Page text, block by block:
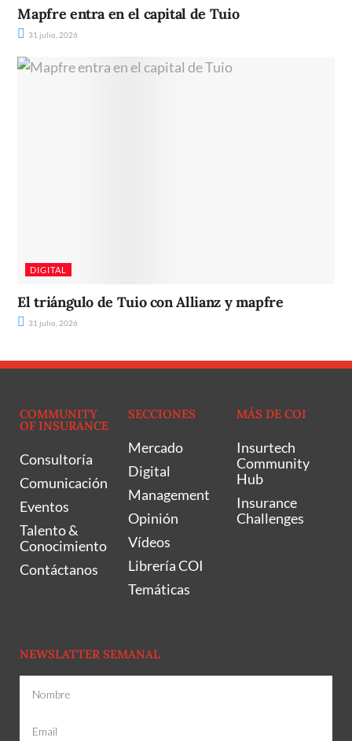
Mapfre entra en el capital de Tuio
31 julio, 2026
DIGITAL
El triángulo de Tuio con Allianz y mapfre
31 julio, 2026
COMMUNITY
OF INSURANCE
Consultoría
Comunicación
Eventos
Talento &
Conocimiento
Contáctanos
SECCIONES
Mercado
Digital
Management
Opinión
Vídeos
Librería COI
Temáticas
MÁS DE COI
Insurtech
Community
Hub
Insurance
Challenges
NEWSLATTER SEMANAL